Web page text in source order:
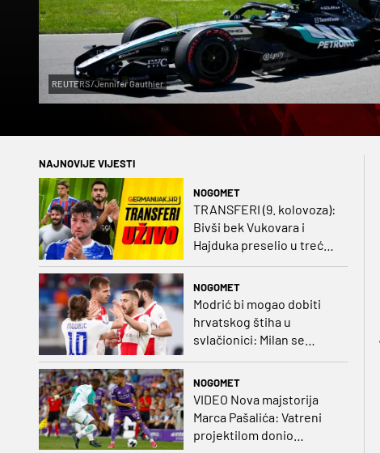
REUTERS/Jennifer Gauthier
NAJNOVIJE VIJESTI
NOGOMET
TRANSFERI (9. kolovoza):
Bivši bek Vukovara i
Hajduka preselio u treću
NOGOMET
Modrić bi mogao dobiti
hrvatskog štiha u
svlačionici: Milan se
NOGOMET
VIDEO Nova majstorija
Marca Pašalića: Vatreni
projektilom donio